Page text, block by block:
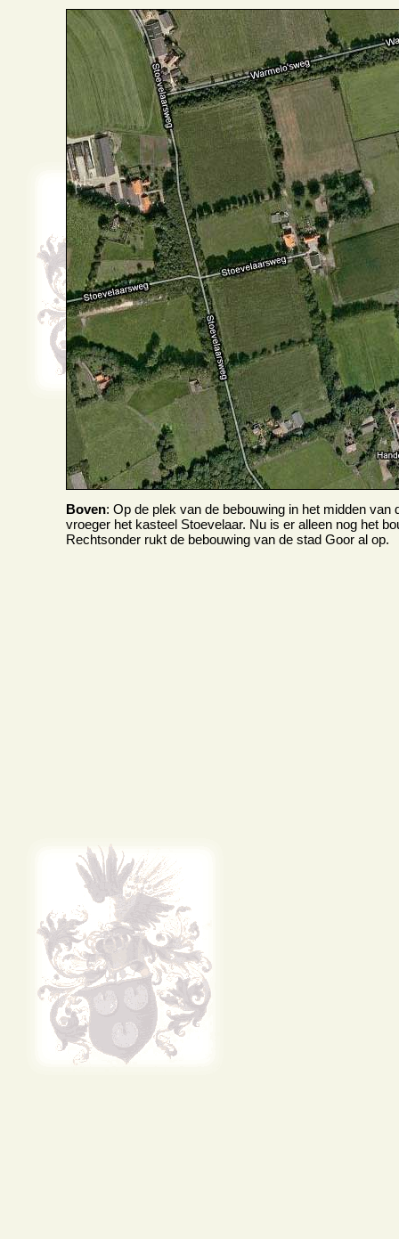
Boven: Op de plek van de bebouwing in het midden van
vroeger het kasteel Stoevelaar. Nu is er alleen nog het
Rechtsonder rukt de bebouwing van de stad Goor al op.